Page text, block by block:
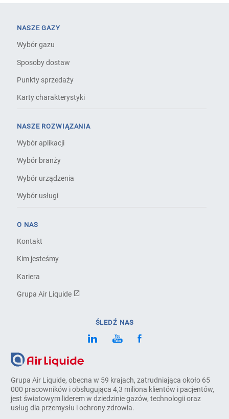
Grupa Air Liquide, obecna w 59 krajach, zatrudniająca około 65
000 pracowników i obsługująca 4,3 miliona klientów i pacjentów,
jest światowym liderem w dziedzinie gazów, technologii oraz
usług dla przemysłu i ochrony zdrowia.
NASZE GAZY
Wybór gazu
Sposoby dostaw
Punkty sprzedaży
Karty charakterystyki
NASZE ROZWIĄZANIA
Wybór aplikacji
Wybór branży
Wybór urządzenia
Wybór usługi
O NAS
Kontakt
Kim jesteśmy
Kariera
Grupa Air Liquide
ŚLEDŹ NAS